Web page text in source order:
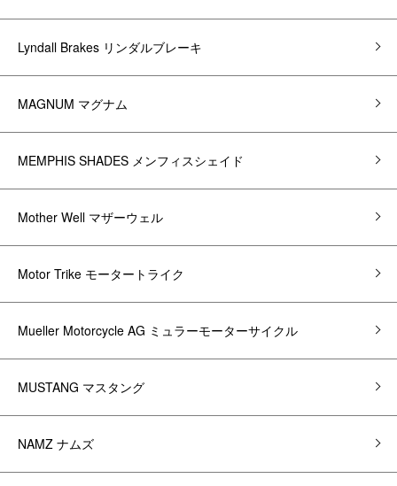
Lyndall Brakes リンダルブレーキ
MAGNUM マグナム
MEMPHIS SHADES メンフィスシェイド
Mother Well マザーウェル
Motor Trike モータートライク
Mueller Motorcycle AG ミュラーモーターサイクル
MUSTANG マスタング
NAMZ ナムズ